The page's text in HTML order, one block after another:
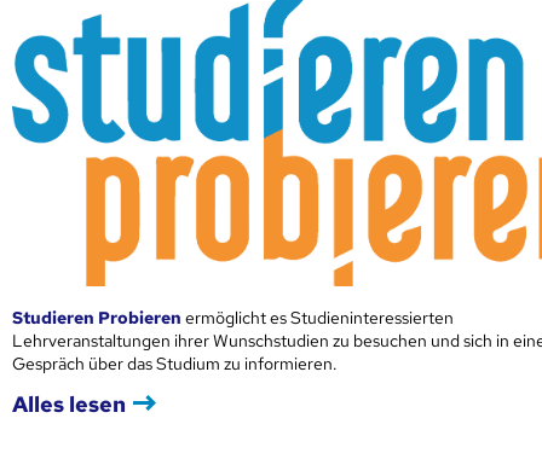
Studieren Probieren ermöglicht es Studieninteressierten
Lehrveranstaltungen ihrer Wunschstudien zu besuchen und sich in
Gespräch über das Studium zu informieren.
Alles lesen